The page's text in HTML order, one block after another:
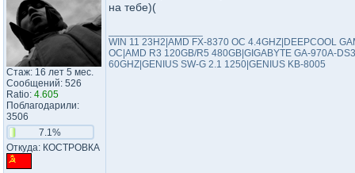
Стаж: 16 лет 5 мес.
Сообщений: 526
Ratio: 4.605
Поблагодарили:
3506
7.1%
Откуда: КОСТРОВКА
на тебе)(
WIN 11 23H2|AMD FX-8370 OC 4.4GHZ|DEEPCOOL
OC|AMD R3 120GB/R5 480GB|GIGABYTE GA-970A-
60GHZ|GENIUS SW-G 2.1 1250|GENIUS KB-8005